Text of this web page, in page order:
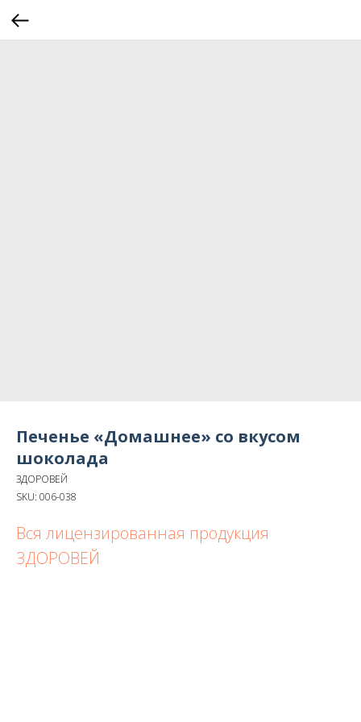
Печенье «Домашнее» со вкусом
шоколада
ЗДОРОВЕЙ
SKU: 006-038
Вся лицензированная продукция
ЗДОРОВЕЙ